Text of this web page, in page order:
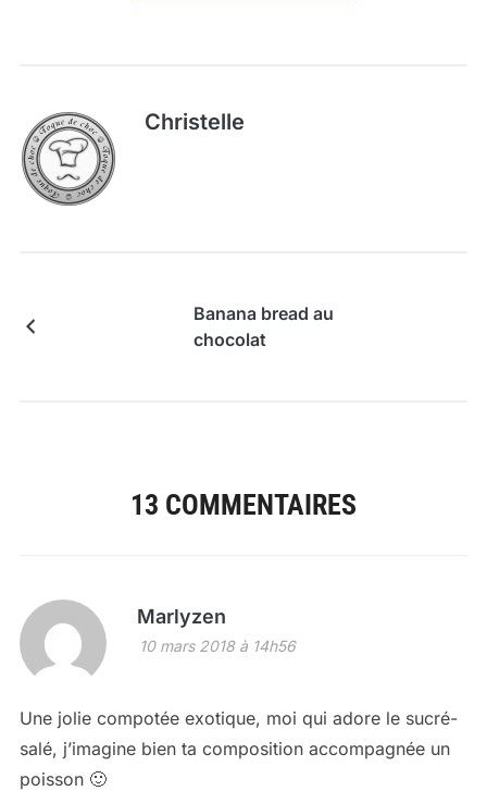
Christelle
Banana bread au
chocolat
13 COMMENTAIRES
Marlyzen
10 mars 2018 à 14h56
Une jolie compotée exotique, moi qui adore le sucré-
salé, j’imagine bien ta composition accompagnée un
poisson 🙂